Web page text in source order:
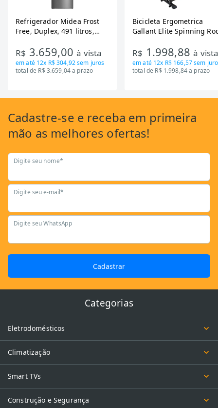
Refrigerador Midea Frost
Free, Duplex, 491 litros,
RT650EVK463)
R$ 3.659,00à vista
em até 12x R$ 304,92sem juros
total de R$ 3.659,04 a prazo
Bicicleta Ergometrica
Gallant Elite Spinning
Mecanica GSB13HBTA-PT
R$ 1.998,88à
em até 12x R$ 166,57sem
total de R$ 1.998,84 a prazo
Cadastre-se e receba em primeira
mão as melhores ofertas!
Digite seu nome*
Digite seu e-mail*
Digite seu WhatsApp
Cadastrar
Categorias
Eletrodomésticos
Climatização
Smart TVs
Construção e Segurança